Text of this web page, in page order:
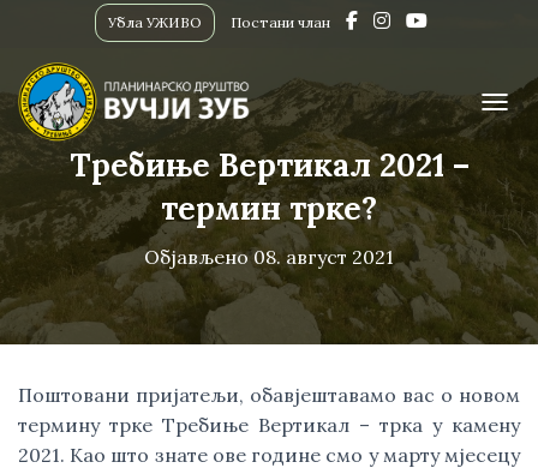
Убла УЖИВО Постани члан
Требиње Вертикал 2021 –
термин трке?
Објављено08. август 2021
Поштовани пријатељи, обавјештавамо вас о новом
термину трке Требиње Вертикал – трка у камену
2021. Као што знате ове године смо у марту мјесецу